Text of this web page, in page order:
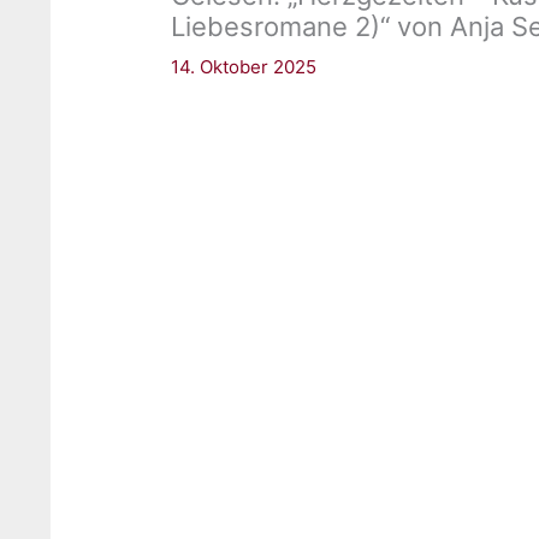
Liebesromane 2)“ von Anja
14. Oktober 2025